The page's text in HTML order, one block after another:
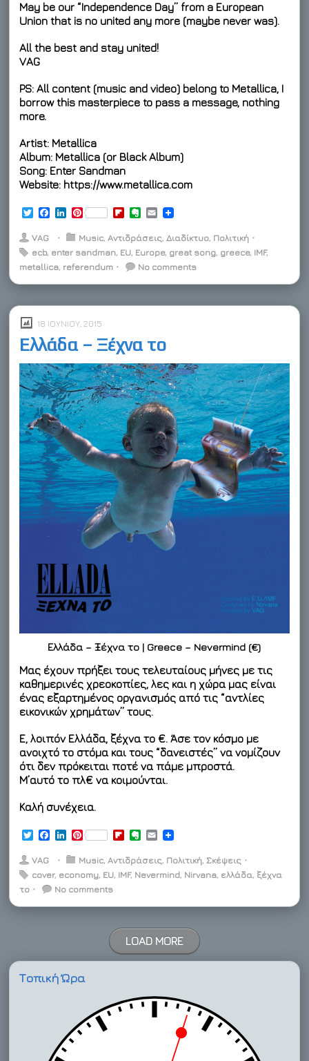
May be our “Independence Day” from a European
Union that is no united any more (maybe never was).
All the best and stay united!
VAG
PS: All content (music and video) belong to Metallica, I
borrow this masterpiece to pass a message, nothing
more.
Artist: Metallica
Album: Metallica (or Black Album)
Song: Enter Sandman
Website: https://www.metallica.com
T
i
t
e
F
b
o
L
n
e
d
P
n
e
r
F
i
b
o
e
n
o
E
a
l
VAG ⋅ Music,Αντιδράσεις,Διαδίκτυο, Πολιτική ⋅
ecb, enter sandman, EU, Europe, great song, greece, IMF,
metallica, referendum ⋅ No comments
18 ΙΟΥΝΊΟΥ, 2015
Ελλάδα – Ξέχνα το
Ελλάδα – Ξέχνα το | Greece – Nevermind (€)
Μας έχουν πρήξει τους τελευταίους μήνες με τις
καθημερινές χρεοκοπίες, λες και η χώρα μας είναι
ένας εξαρτημένος οργανισμός από τις “αντλίες
εικονικών χρημάτων” τους.
Ε, λοιπόν Ελλάδα, ξέχνα το €. Άσε τον κόσμο με
ανοιχτό το στόμα και τους “δανειστές” να νομίζουν
ότι δεν πρόκειται ποτέ να πάμε μπροστά.
Μ’αυτό το πλ€ να κοιμούνται.
Καλή συνέχεια.
T
i
t
e
F
b
o
L
n
e
d
P
n
e
r
F
i
b
e
n
E
a
l
VAG ⋅ Music,Αντιδράσεις, Πολιτική,Σκέψεις ⋅
cover, economy, EU, IMF, Nevermind, Nirvana, ελλάδα, ξέχνα
το ⋅ No comments
LOAD MORE
Τοπική Ώρα